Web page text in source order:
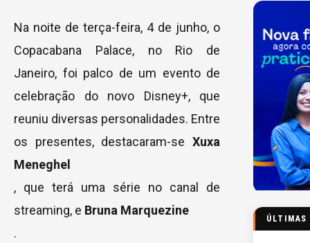
Na noite de terça-feira, 4 de junho, o
Copacabana Palace, no Rio de
Janeiro, foi palco de um evento de
celebração do novo Disney+, que
reuniu diversas personalidades. Entre
os presentes, destacaram-se Xuxa
Meneghel
, que terá uma série no canal de
streaming, e Bruna Marquezine
.